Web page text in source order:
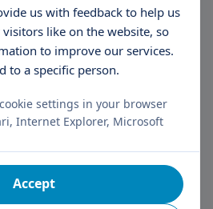
Pál
főorvos
us with feedback to help us
like on the website, so
to improve our services.
to a specific person.
settings in your browser
Internet Explorer, Microsoft
Accept